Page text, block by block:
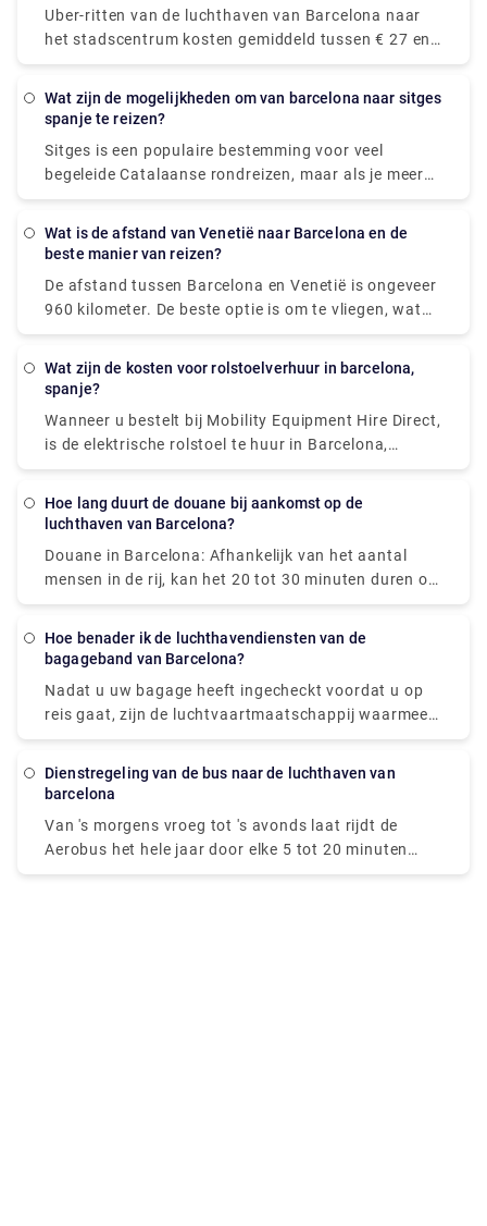
and-greets tot unieke privéritten die geschikt zijn
voor het voltooien van een verscheidenheid aan
activiteiten in de omgeving.
Uber-ritten van de luchthaven van Barcelona naar
het stadscentrum kosten gemiddeld tussen € 27 en
€ 35, waardoor ze goedkoper zijn dan taxi's. Maar
bedrag zijn. Onze meertalige chauffeurs bij Rydeu
u bij het verplaatsen van uw bezittingen naar de
wachtende auto. Je wordt aangepast aan je rit
gemoedsrust hebben wetende dat je vervoer vooraf
is geregeld en op je wacht wanneer je aankomt.
Wat zijn de mogelijkheden om van barcelona naar sitges
spanje te reizen?
Sitges is een populaire bestemming voor veel
begeleide Catalaanse rondreizen, maar als je meer
vrijheid wilt om te verkennen en meer tijd wilt
beter autorijden, de trein nemen of de bus nemen.
vanuit Barcelona naar Sitges te gaan, het duurt
slechts 45 minuten en vermijdt het verkeer en de tijd
parkeerplaats.
Wat is de afstand van Venetië naar Barcelona en de
beste manier van reizen?
De afstand tussen Barcelona en Venetië is ongeveer
960 kilometer. De beste optie is om te vliegen, wat
tussen €26 en €130 kost en 4u 41m duurt.
Wat zijn de kosten voor rolstoelverhuur in barcelona,
spanje?
Wanneer u bestelt bij Mobility Equipment Hire Direct,
is de elektrische rolstoel te huur in Barcelona,
Spaanse steden, Spanje en kan deze rechtstreeks bij
afgeleverd.
Hoe lang duurt de douane bij aankomst op de
luchthaven van Barcelona?
Douane in Barcelona: Afhankelijk van het aantal
mensen in de rij, kan het 20 tot 30 minuten duren om
door de immigratie te komen. Dan moet je je koffers
je naar de douane voor wie niets aan te geven heeft,
Hoe benader ik de luchthavendiensten van de
bagageband van Barcelona?
Nadat u uw bagage heeft ingecheckt voordat u op
reis gaat, zijn de luchtvaartmaatschappij waarmee u
vliegt en hun bagageafhandelingsbedrijf hiervoor
op zijn bestemming is aangekomen, zou dit uw
hebt ingecheckt, zie je dat je bagage weg is. We
hebben allemaal het vreselijke gevoel ervaren de
dienstregeling van de bus naar de luchthaven van
barcelona
Van 's morgens vroeg tot 's avonds laat rijdt de
Aerobus het hele jaar door elke 5 tot 20 minuten
(365 dagen per jaar), met een precieze frequentie